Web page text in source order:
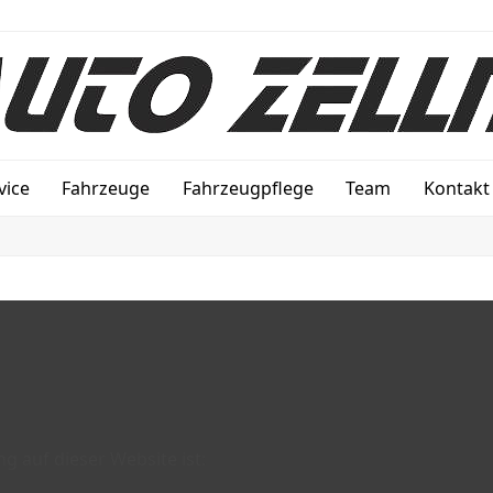
Fahrzeuge Fahrzeugpflege Team Kontakt